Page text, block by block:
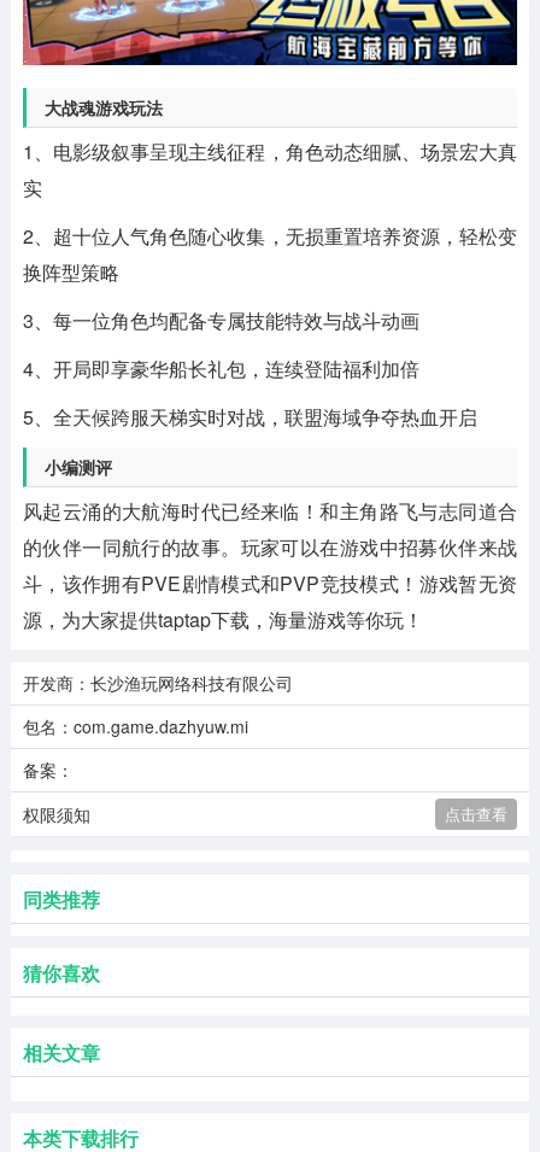
大战魂游戏玩法
1、电影级叙事呈现主线征程，角色动态细腻、场景宏大真
实
2、超十位人气角色随心收集，无损重置培养资源，轻松变
换阵型策略
3、每一位角色均配备专属技能特效与战斗动画
4、开局即享豪华船长礼包，连续登陆福利加倍
5、全天候跨服天梯实时对战，联盟海域争夺热血开启
小编测评
风起云涌的大航海时代已经来临！和主角路飞与志同道合
的伙伴一同航行的故事。玩家可以在游戏中招募伙伴来战
斗，该作拥有PVE剧情模式和PVP竞技模式！游戏暂无资
源，为大家提供taptap下载，海量游戏等你玩！
开发商：长沙渔玩网络科技有限公司
包名：com.game.dazhyuw.mi
备案：
权限须知
点击查看
同类推荐
猜你喜欢
相关文章
本类下载排行